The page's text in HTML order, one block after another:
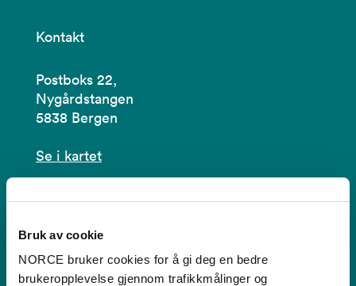
Bruk av cookie
NORCE bruker cookies for å gi deg en bedre
brukeropplevelse gjennom trafikkmålinger og
Kontakt
Postboks 22,
Nygårdstangen
5838 Bergen
Se i kartet
Se alle våre lokasjoner
Tilgjengelighetserklæring